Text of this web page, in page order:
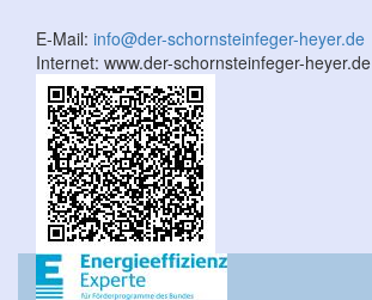
E-Mail: info@der-schornsteinfeger-heyer.de
Internet: www.der-schornsteinfeger-heyer.de